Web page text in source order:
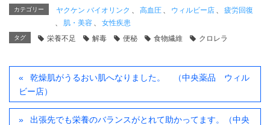
カテゴリー ヤクケン バイオリンク 高血圧 ウィルビー店
疲労回復
肌・美容 女性疾患
タグ 栄養不足 解毒 便秘 食物繊維 クロレラ
乾燥肌がうるおい肌へなりました。 （中央薬品 ウィル
ビー店）
出張先でも栄養のバランスがとれて助かってます。（中央